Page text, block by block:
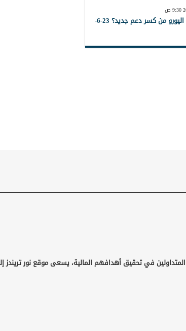
هل يقترب اليورو من كسر دعم جديد؟ 23-6-
في تحقيق أهدافهم المالية، يسعى موقع نور تريندز